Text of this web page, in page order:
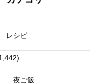
レシピ
夜ご飯